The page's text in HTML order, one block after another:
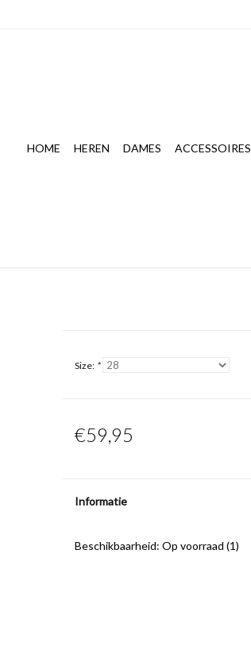
HOME HEREN DAMES ACCESSOIRES
Size: *
€59,95
Informatie
Beschikbaarheid: Op voorraad (1)